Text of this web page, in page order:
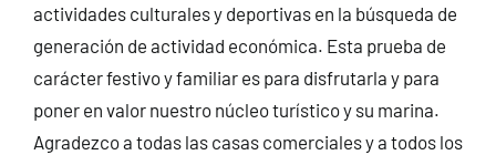
actividades culturales y deportivas en la búsqueda de
generación de actividad económica. Esta prueba de
carácter festivo y familiar es para disfrutarla y para
poner en valor nuestro núcleo turístico y su marina.
Agradezco a todas las casas comerciales y a todos los